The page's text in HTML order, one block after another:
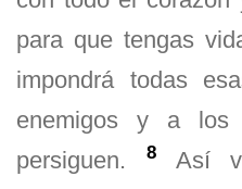
para que tengas
impondrá todas
enemigos y a
persiguen.
8 Así